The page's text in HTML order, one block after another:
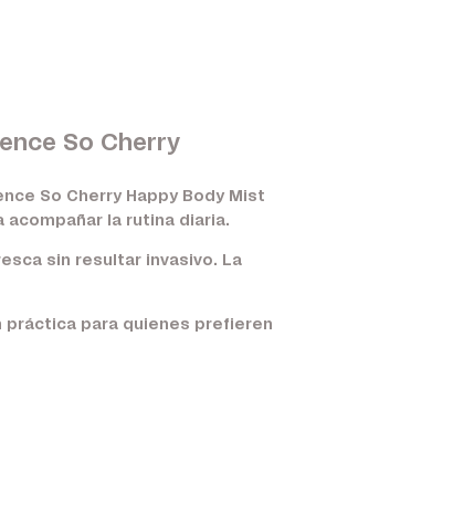
So Cherry
So Cherry Happy Body Mist
acompañar la rutina diaria.
sin resultar invasivo. La
práctica para quienes prefieren